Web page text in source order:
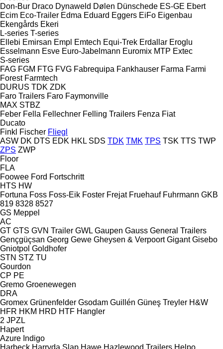
Don-Bur Draco Dynaweld Dølen Dünschede ES-GE Ebert
Ecim Eco-Trailer Edma Eduard Eggers EiFo Eigenbau
Ekengårds Ekeri
L-series T-series
Ellebi Emirsan Empl Emtech Equi-Trek Erdallar Eroglu
Esselmann Esve Euro-Jabelmann Euromix MTP Extec
S-series
FAG FGM FTG FVG Fabrequipa Fankhauser Farma Farmi
Forest Farmtech
DURUS TDK ZDK
Faro Trailers Faro Faymonville
MAX STBZ
Feber Fella Fellechner Felling Trailers Fenza Fiat
Ducato
Finkl Fischer Fliegl
ASW DK DTS EDK HKL SDS TDK TMK TPS TSK TTS TWP
ZPS ZWP
Floor
FLA
Foowee Ford Fortschritt
HTS HW
Fortuna Foss Foss-Eik Foster Frejat Fruehauf Fuhrmann GKB
819 8328 8527
GS Meppel
AC
GT GTS GVN Trailer GWL Gaupen Gauss General Trailers
Gençgüçsan Georg Gewe Gheysen & Verpoort Gigant Gisebo
Gniotpol Goldhofer
STN STZ TU
Gourdon
CP PE
Gremo Groenewegen
DRA
Gromex Grünenfelder Gsodam Guillén Güneş Treyler H&W
HFR HKM HRD HTF Hangler
2 JPZL
Hapert
Azure Indigo
Harbeck Harryda Slap Hawe Hazlewood Trailers Helpo